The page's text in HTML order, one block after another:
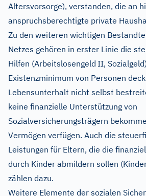
Altersvorsorge), verstanden, die an
anspruchsberechtigte private
Zu den weiteren wichtigen
Netzes gehören in erster Linie die
Hilfen (Arbeitslosengeld II,
Existenzminimum von Personen
Lebensunterhalt nicht selbst
keine finanzielle Unterstützung von
Sozialversicherungsträgern
Vermögen verfügen. Auch die
Leistungen für Eltern, die die
durch Kinder abmildern sollen
zählen dazu.
Weitere Elemente der sozialen